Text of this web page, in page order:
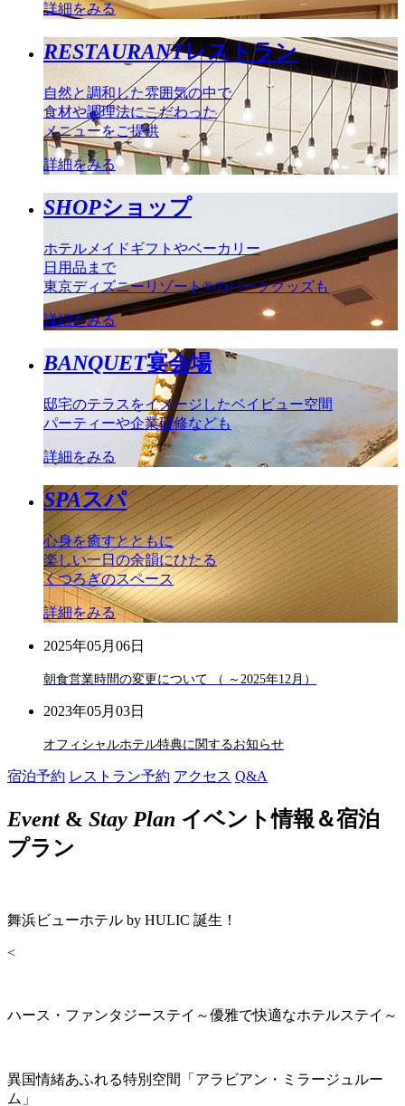
詳細をみる
RESTAURANTレストラン
自然と調和した雰囲気の中で
食材や調理法にこだわった
メニューをご提供
詳細をみる
SHOPショップ
ホテルメイドギフトやベーカリー
日用品まで
東京ディズニーリゾート®のパークグッズも
詳細をみる
BANQUET宴会場
邸宅のテラスをイメージしたベイビュー空間
パーティーや企業研修なども
詳細をみる
SPAスパ
心身を癒すとともに
楽しい一日の余韻にひたる
くつろぎのスペース
詳細をみる
2025年05月06日
朝食営業時間の変更について （ ～2025年12月）
2023年05月03日
オフィシャルホテル特典に関するお知らせ
宿泊予約 レストラン予約 アクセス Q&A
Event& Stay Plan イベント情報＆宿泊
プラン
舞浜ビューホテル by HULIC 誕生！
<
ハース・ファンタジーステイ～優雅で快適なホテルステイ～
異国情緒あふれる特別空間「アラビアン・ミラージュルー
ム」